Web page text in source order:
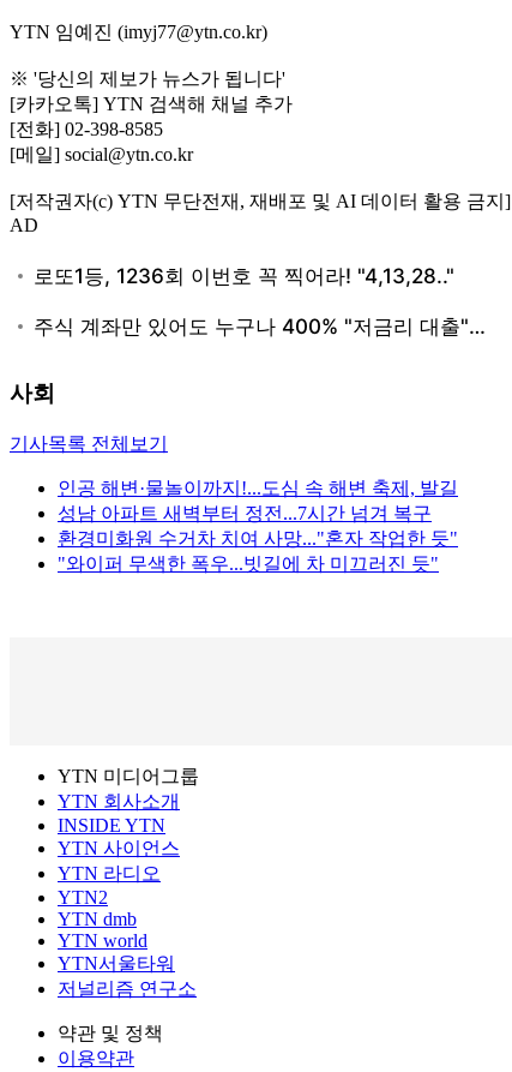
YTN 임예진 (imyj77@ytn.co.kr)
※ '당신의 제보가 뉴스가 됩니다'
[카카오톡] YTN 검색해 채널 추가
[전화] 02-398-8585
[메일] social@ytn.co.kr
[저작권자(c) YTN 무단전재, 재배포 및 AI 데이터 활용 금지]
AD
사회
기사목록 전체보기
인공 해변·물놀이까지!...도심 속 해변 축제, 발길
성남 아파트 새벽부터 정전...7시간 넘겨 복구
환경미화원 수거차 치여 사망..."혼자 작업한 듯"
"와이퍼 무색한 폭우...빗길에 차 미끄러진 듯"
YTN 미디어그룹
YTN 회사소개
INSIDE YTN
YTN 사이언스
YTN 라디오
YTN2
YTN dmb
YTN world
YTN서울타워
저널리즘 연구소
약관 및 정책
이용약관